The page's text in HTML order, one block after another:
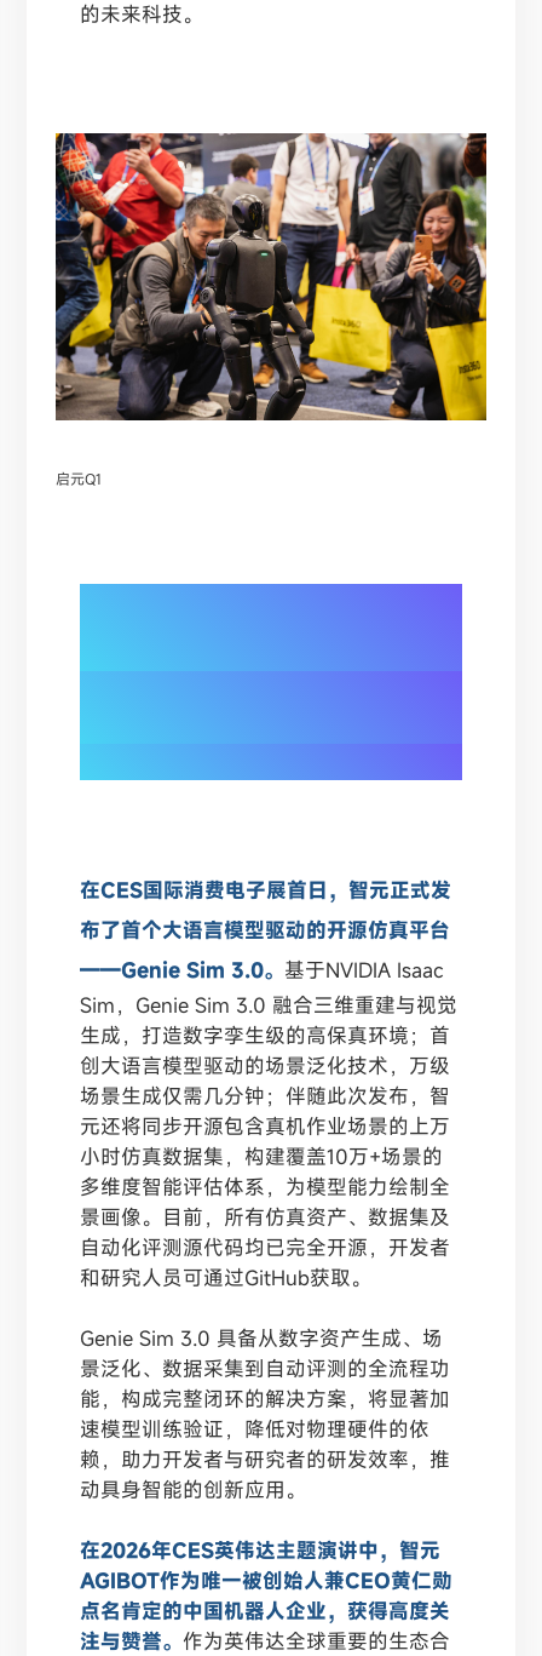
的未来科技。
启元Q1
在CES国际消费电子展首日，智元正式发
布了首个大语言模型驱动的开源仿真平台
——Genie Sim 3.0。 基于NVIDIA Isaac
Sim，Genie Sim 3.0 融合三维重建与视觉
生成，打造数字孪生级的高保真环境；首
创大语言模型驱动的场景泛化技术，万级
场景生成仅需几分钟；伴随此次发布，智
元还将同步开源包含真机作业场景的上万
小时仿真数据集，构建覆盖10万+场景的
多维度智能评估体系，为模型能力绘制全
景画像。目前，所有仿真资产、数据集及
自动化评测源代码均已完全开源，开发者
和研究人员可通过GitHub获取。
Genie Sim 3.0 具备从数字资产生成、场
景泛化、数据采集到自动评测的全流程功
能，构成完整闭环的解决方案，将显著加
速模型训练验证，降低对物理硬件的依
赖，助力开发者与研究者的研发效率，推
动具身智能的创新应用。
在2026年CES英伟达主题演讲中，智元
AGIBOT作为唯一被创始人兼CEO黄仁勋
点名肯定的中国机器人企业，获得高度关
注与赞誉。 作为英伟达全球重要的生态合